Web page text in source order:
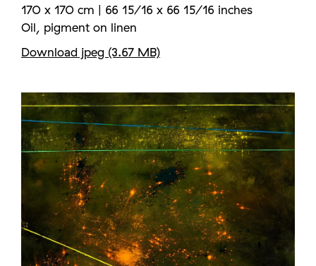
170 x 170 cm | 66 15/16 x 66 15/16 inches
Oil, pigment on linen
Download jpeg (3.67 MB)